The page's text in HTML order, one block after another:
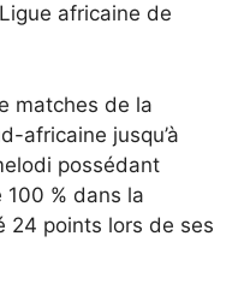
africaine de
matches de la
africaine jusqu’à
possédant
% dans la
24 points lors de ses